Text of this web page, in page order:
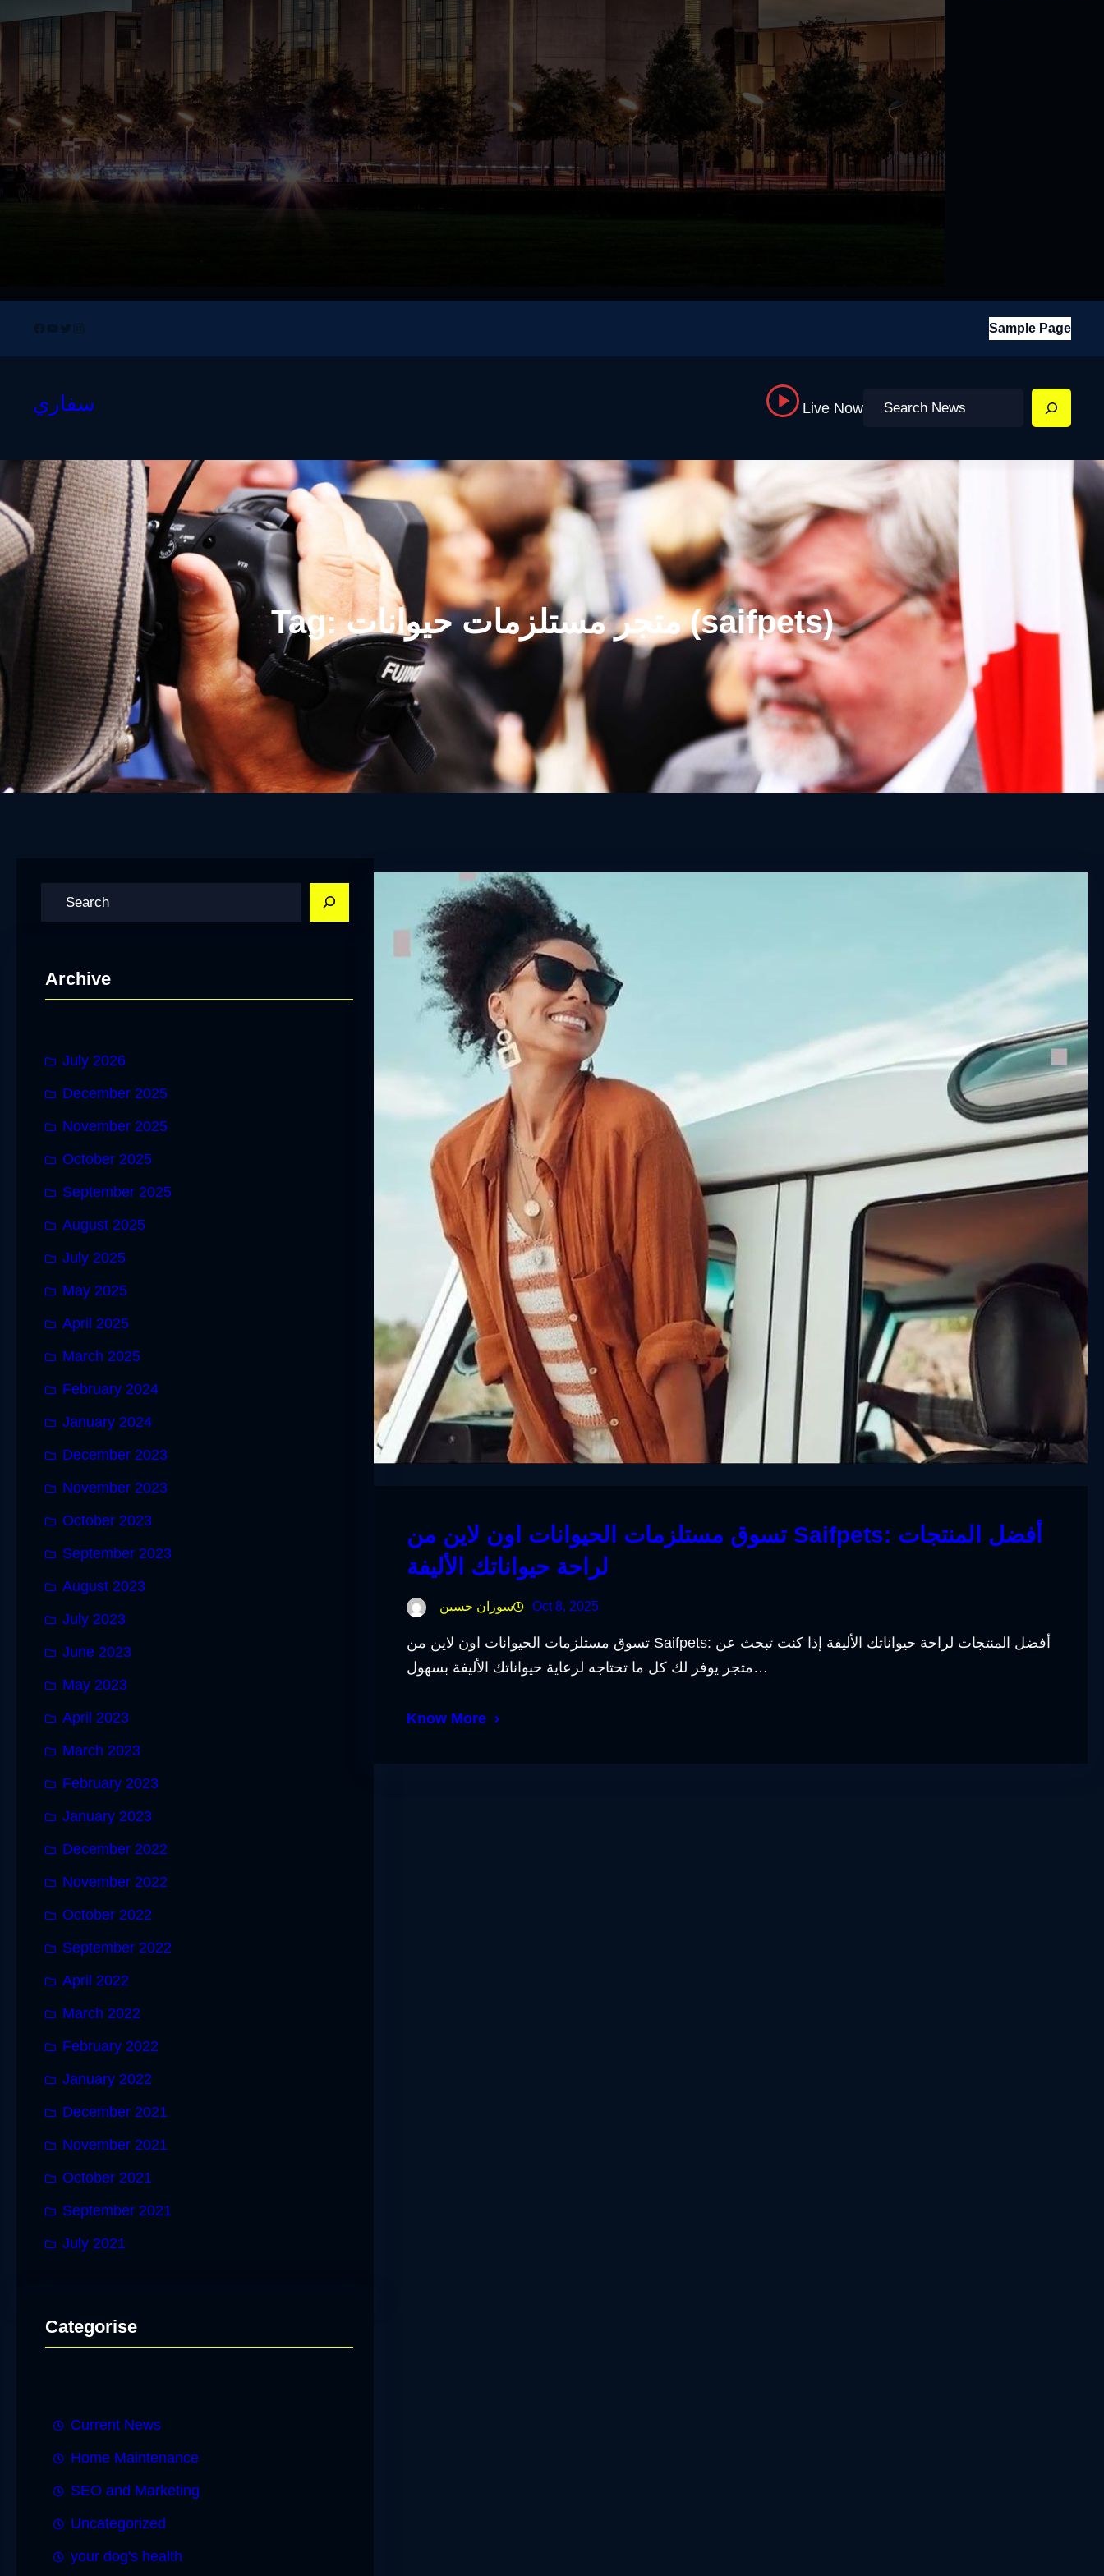
Facebook
YouTube
TwitterInstagram Sample Page
سفاري Live Now Search
Tag: متجر مستلزمات حيوانات (saifpets)
Archive
July 2026
December 2025
November 2025
October 2025
September 2025
August 2025
July 2025
May 2025
April 2025
March 2025
February 2024
January 2024
December 2023
November 2023
October 2023
September 2023
August 2023
July 2023
June 2023
May 2023
April 2023
March 2023
February 2023
January 2023
December 2022
November 2022
October 2022
September 2022
April 2022
March 2022
February 2022
January 2022
December 2021
November 2021
October 2021
September 2021
July 2021
Categorise
Current News
Home Maintenance
SEO and Marketing
Uncategorized
your dog's health
تسوق مستلزمات الحيوانات اون لاين من Saifpets: أفضل المنتجات
لراحة حيواناتك الأليفة
سوزان حسين Oct 8, 2025
تسوق مستلزمات الحيوانات اون لاين من Saifpets: أفضل المنتجات لراحة حيواناتك الأليفة إذا كنت تبحث عن
متجر يوفر لك كل ما تحتاجه لرعاية حيواناتك الأليفة بسهول…
Know More